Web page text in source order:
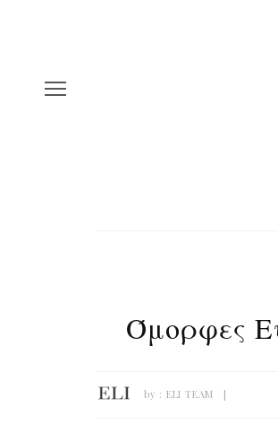
Όμορφες
by : ELI TEAM